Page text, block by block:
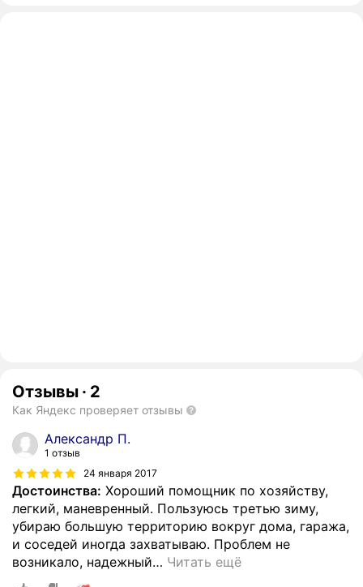
Отзывы · 2
Как Яндекс проверяет отзывы
Александр П.
1 отзыв
24 января 2017
Достоинства: Хороший помощник по хозяйству,
легкий, маневренный. Пользуюсь третью зиму,
убираю большую территорию вокруг дома, гаража,
и соседей иногда захватываю. Проблем не
возникало, надежный… Читать ещё